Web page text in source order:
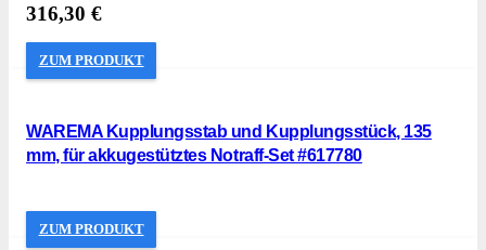
316,30 €
ZUM PRODUKT
WAREMA Kupplungsstab und Kupplungsstück, 135
mm, für akkugestütztes Notraff-Set #617780
ZUM PRODUKT